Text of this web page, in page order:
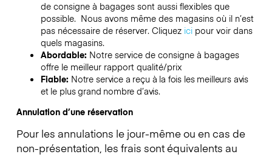
de consigne à bagages sont aussi flexibles que
possible. Nous avons même des magasins où il n’est
pas nécessaire de réserver. Cliquez icipour voir dans
quels magasins.
Abordable: Notre service de consigne à bagages
offre le meilleur rapport qualité/prix
Fiable: Notre service a reçu à la fois les meilleurs avis
et le plus grand nombre d’avis.
Annulation d’une réservation
Pour les annulations le jour-même ou en cas de
non-présentation, les frais sont équivalents au